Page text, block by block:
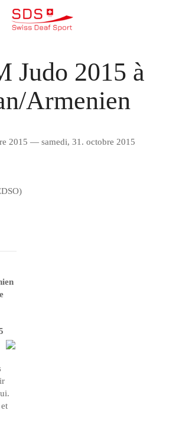
Judo 2015 à
Armenien
2015 — samedi, 31. octobre 2015